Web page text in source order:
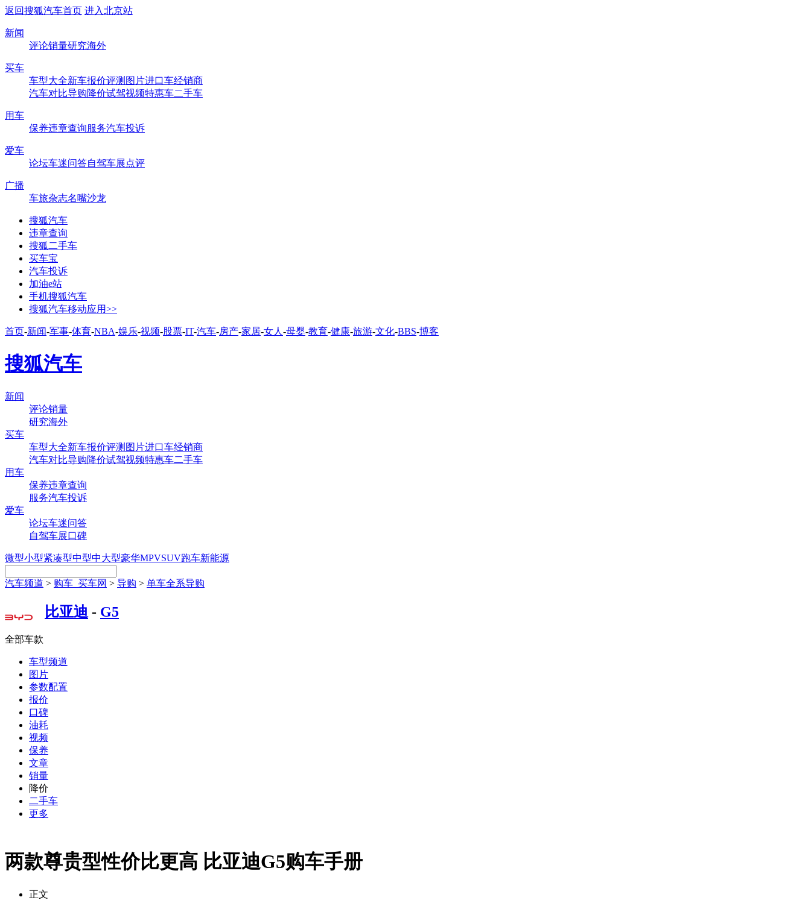
返回搜狐汽车首页 进入北京站
新闻
评论销量研究海外
买车
车型大全新车报价评测 图片进口车经销商
汽车对比导购降价试驾视频特惠车二手车
用车
保养违章查询服务汽车投诉
爱车
论坛车迷问答自驾车展点评
广播
车旅杂志名嘴沙龙
搜狐汽车
违章查询
搜狐二手车
买车宝
汽车投诉
加油e站
手机搜狐汽车
搜狐汽车移动应用>>
首页-新闻-军事-体育-NBA-娱乐-视频-股票-IT-汽车-房产-家居-女人 -母婴-教育-健康-旅游-文化-BBS-博客
搜狐汽车
新闻
评论销量
研究海外
买车
车型大全新车报价评测 图片进口车经销商
汽车对比导购降价试驾视频特惠车二手车
用车
保养违章查询
服务汽车投诉
爱车
论坛车迷问答
自驾车展口碑
微型小型紧凑型中型中大型豪华MPVSUV跑车新能源
汽车频道 > 购车_买车网 > 导购 > 单车全系导购
比亚迪 - G5
全部车款
车型频道
图片
参数配置
报价
口碑
油耗
视频
保养
文章
销量
降价
二手车
更多
两款尊贵型性价比更高 比亚迪G5购车手册
正文